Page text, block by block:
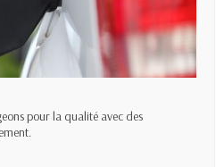
pour la qualité avec des